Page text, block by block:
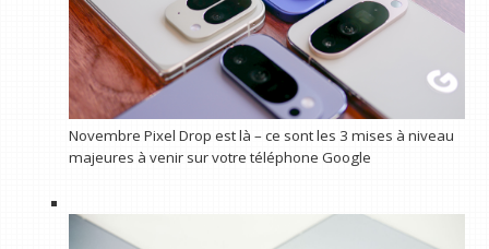
Novembre Pixel Drop est là – ce sont les 3 mises à niveau
majeures à venir sur votre téléphone Google